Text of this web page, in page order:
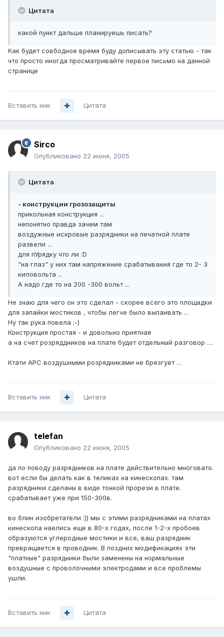
Цитата
какой пункт дальше планируешь писать?
Как будет совбодное время буду дописывать эту статью - так
что просто иногда просматривайте первое письмо на данной
странице
Вставить ник Цитата
Sirco
Опубликовано 22 июня, 2005
Цитата
- конструкции грозозащиты
прикольная конструкция ...
непонятно правда зачем там
воздужные искровые разрядники на печатной плате
развели ...
для пУрядку что ли :D
"на глаз" у них там напряжение срабатывания где то 2- 3
киловольта ...
А надо где то на 200 -300 вольт ...
Не знаю для чего он это сделал - скорее всего это площадки
для запайки мостиков , чтобы легче было выпаивать ...
Ну так рука повела ;-)
Конструкция простая - и довольно приятная
а на счет розряддников на плате будет отдельный разговор ....
Ктати APC воздушными розрядниками не брезгует ...
Вставить ник Цитата
telefan
Опубликовано 22 июня, 2005
да по поводу разрядников на плате действительно многовато.
вот если бы делать как в теликах на кинескопах. там
разрядники сделаны в виде тонкой прорези в плате.
срабатывает уже при 150-300в.
во блин изобретатели :)) мы с этими разрядниками на платах
кинескопа наелись еще в 80-х годах, после 1-2-х пробоев
образуются углеродные мостики и все, ваш разрядник
превращается в проводник. В поздних модификациях эти
"платные" разрядники были заменены на нормальные
воздушные с проволочными электродами и все проблемы
ушли.
Вставить ник Цитата